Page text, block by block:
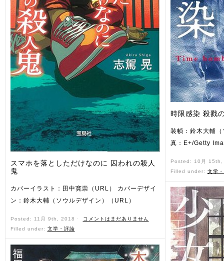
スマホを落としただけなのに 囚われの殺人
鬼
カバーイラスト：田中寛崇（URL） カバーデザイ
ン：鈴木大輔（ソウルデザイン）（URL）
Posted: 11月 9th, 2018 ˑ
コメントはまだありません
Filled under: 文学・評論
時限感染 殺戮
装幀：鈴木大輔
真：E+/Getty
Posted: 10月
Filled under: 文学